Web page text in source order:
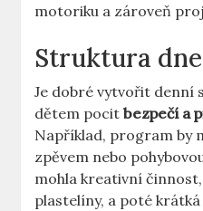
motoriku a zároveň
Struktura dne
Je dobré vytvořit denní
dětem pocitbezpečí a
Například, program by
zpěvem nebo
mohla kreativní
plastelíny, a poté